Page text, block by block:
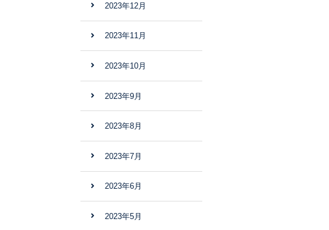
2023年12月
2023年11月
2023年10月
2023年9月
2023年8月
2023年7月
2023年6月
2023年5月